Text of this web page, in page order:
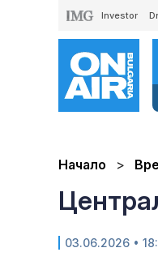
Investor
Начало
03.06.2026 •